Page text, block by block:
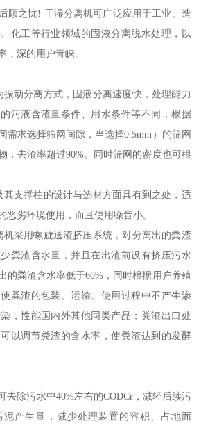
顾之忧! 干湿分离机可广泛应用于工业、造
化工等行业领域的固液分离脱水处理，以
，深的用户青睐。
振动分离方式，固液分离速度快，处理能力
污液含渣量条件、用水条件等不同，根据
需求选择筛网间隙，当选择0.5mm）的筛网
，去渣率超过90%。同时筛网的密度也可根
其支撑柱的设计与选材方面具有到之处，适
恶劣环境使用，而且使用噪音小。
采用螺旋送渣挤压系统，对分离出的粪渣
粪渣含水量，并且在出渣前设有挤压污水
的粪渣含水率低于60%，同时根据用户养殖
粪渣的包装、运输、使用过程中不产生渗
，性能国内外其他同类产品；粪渣出口处
以调节粪渣的含水率，使粪渣达到的发酵
去除污水中40%左右的CODCr，减轻后续污
泥产生量，减少处理装置的容积、占地面